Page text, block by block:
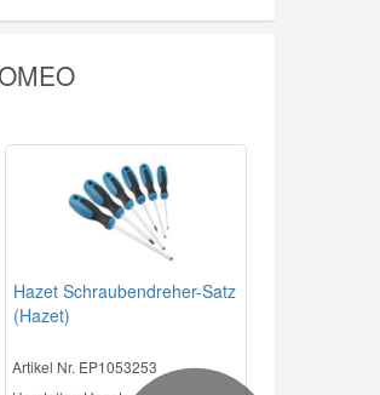
Hazet Schraubendreher-Satz
(Hazet)
Artikel Nr. EP1053253